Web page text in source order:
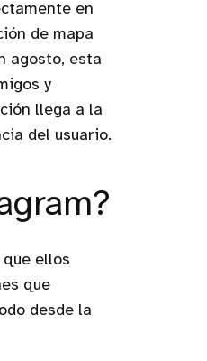
en
de mapa
agosto, esta
y
llega a la
del usuario.
ellos
que
desde la